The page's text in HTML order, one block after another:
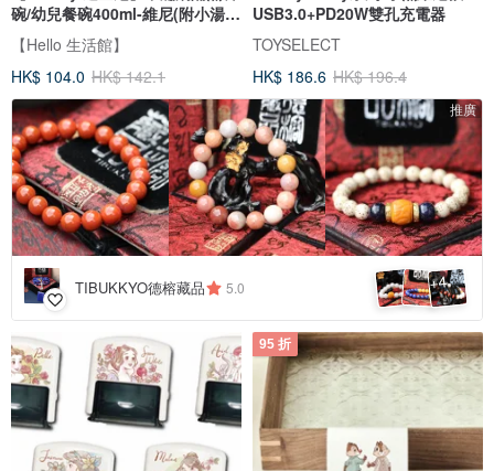
碗/幼兒餐碗400ml-維尼(附小湯
匙)
【Hello 生活館】
HK$ 104.0 HK$ 142.1
USB3.0+PD20W雙孔充電器
TOYSELECT
HK$ 186.6 HK$ 196.4
推廣
TIBUKKYO德榕藏品 5.0 +4
95 折